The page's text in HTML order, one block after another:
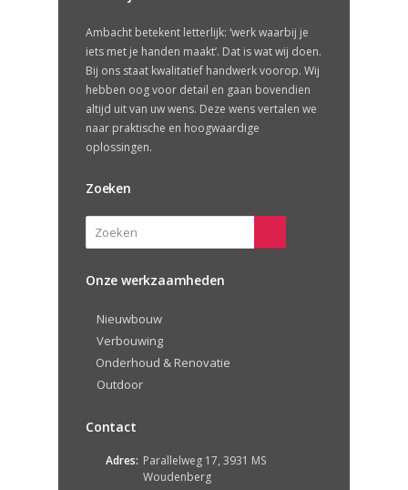
Ambacht betekent letterlijk: ‘werk waarbij je
iets met je handen maakt’. Dat is wat wij doen.
Bij ons staat kwalitatief handwerk voorop. Wij
hebben oog voor detail en gaan bovendien
altijd uit van uw wens. Deze wens vertalen we
naar praktische en hoogwaardige
oplossingen.
Zoeken
Onze werkzaamheden
Nieuwbouw
Verbouwing
Onderhoud & Renovatie
Outdoor
Contact
Adres: Parallelweg 17, 3931 MS
Woudenberg